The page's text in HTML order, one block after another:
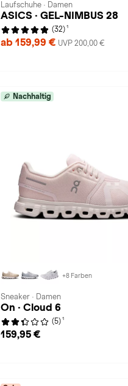
Laufschuhe · Damen
ASICS · GEL-NIMBUS 28
(32) 1
ab 159,99 € UVP 200,00 €
Nachhaltig
+8 Farben
Sneaker · Damen
On · Cloud 6
(5) 1
159,95 €